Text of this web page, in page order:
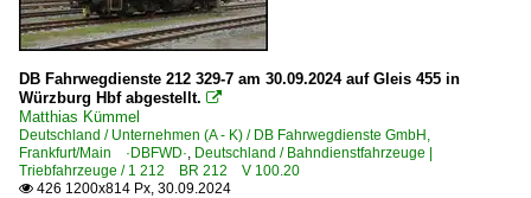
DB Fahrwegdienste 212 329-7 am 30.09.2024 auf Gleis 455 in
Würzburg Hbf abgestellt. 
Matthias Kümmel
Deutschland / Unternehmen (A - K) / DB Fahrwegdienste GmbH,
Frankfurt/Main ·DBFWD·, Deutschland / Bahndienstfahrzeuge |
Triebfahrzeuge / 1 212 BR 212 V 100.20
 426 1200x814 Px, 30.09.2024